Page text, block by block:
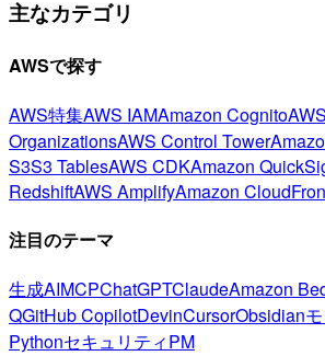
主なカテゴリ
AWSで探す
AWS特集AWS IAMAmazon Cognito
OrganizationsAWS Control Tower
S3S3 TablesAWS CDKAmazon
RedshiftAWS AmplifyAmazon
注目のテーマ
生成AIMCPChatGPTClaudeAmazon
QGitHub CopilotDevinCursorObsidian
PythonセキュリティPM